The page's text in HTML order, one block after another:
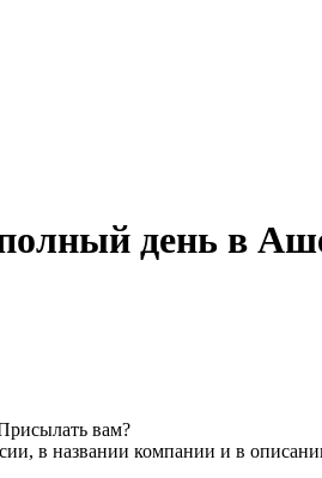
день в
вам?
в названии компании и в